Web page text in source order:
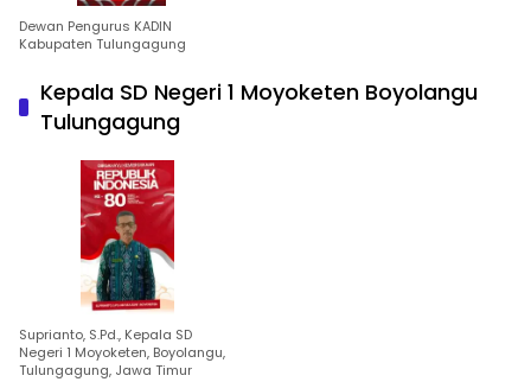
Dewan Pengurus KADIN
Kabupaten Tulungagung
Kepala SD Negeri 1 Moyoketen Boyolangu
Tulungagung
Suprianto, S.Pd., Kepala SD
Negeri 1 Moyoketen, Boyolangu,
Tulungagung, Jawa Timur